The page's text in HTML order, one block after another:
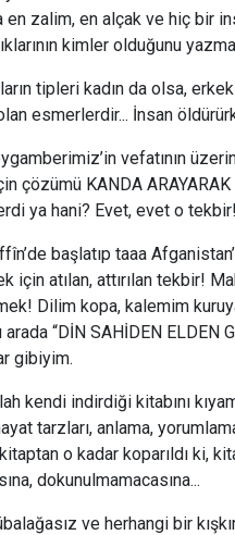
en zalim, en alçak ve hiç bir
kimler olduğunu
tipleri kadın da olsa, erkek
olan esmerlerdir... İnsan
vefatının
çözümü KANDA
ya hani? Evet, evet o tekbir!
başlatıp taaa
için atılan, attırılan tekbir!
Dilim kopa, kalemim
arada “DİN SAHİDEN ELDEN
gibiyim.
indirdiği kitabını
tarzları, anlama,
o kadar koparıldı ki,
dokunulmamacasına...
ve herhangi bir